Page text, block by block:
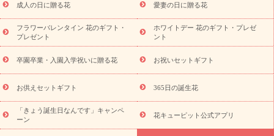
蘭・花鉢
ミディ胡蝶蘭・お祝い ミディ胡蝶蘭・お供え
の青色胡蝶蘭
観葉植物 観葉植物 産直多肉植物
プリザーブ
ドフラワー
お祝い お供え・お悔やみ 花とセットギフト
ミオーダー
プチギフト（hanamore -ハナモア-）
花とみどりの
eギフト
花キューピットのeGfit カラー ピンク
レンジ
レッド お花の種類 バラ ユリ トルコキキョウ
予
算から探す
お祝い お祝い・3000円～ お祝い・
お祝い・5000円～ お祝い・7000円～ お祝い・10000円～
お供え・お悔やみ
お供え・お悔やみ・3000円～
お供え・お
悔やみ・5000円～ お供え・お悔やみ・7000円～
お供え・お悔
成人の日に贈る花 愛妻の日に贈る花
フラワーバレンタイン 花のギフト・
プレゼント
ホワイトデー 花のギフト・プレゼ
ント
卒園卒業・入園入学祝いに贈る花 お祝いセットギフト
お供えセットギフト 365日の誕生花
「きょう誕生日なんです」キャンペ
ーン
花キューピット公式アプリ